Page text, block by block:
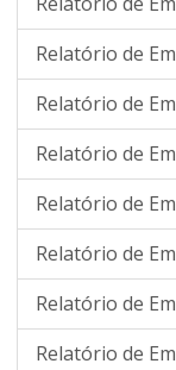
Relatório de
Relatório de
Relatório de
Relatório de
Relatório de
Relatório de
Relatório de